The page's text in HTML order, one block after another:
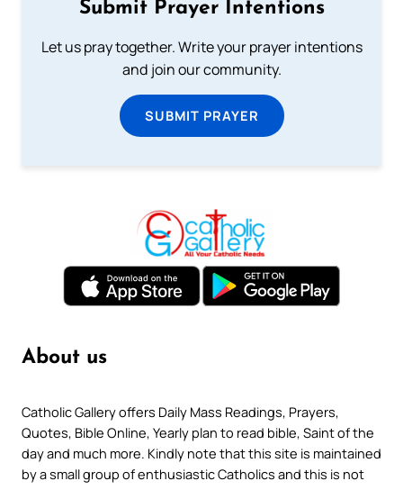
Submit Prayer Intentions
Let us pray together. Write your prayer intentions
and join our community.
SUBMIT PRAYER
About us
Catholic Gallery offers Daily Mass Readings, Prayers,
Quotes, Bible Online, Yearly plan to read bible, Saint of the
day and much more. Kindly note that this site is maintained
by a small group of enthusiastic Catholics and this is not